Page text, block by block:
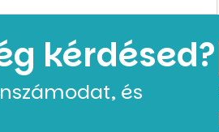
kérdésed?
és